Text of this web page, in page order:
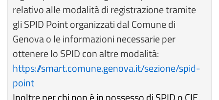
relativo alle modalità di registrazione tramite
gli SPID Point organizzati dal Comune di
Genova o le informazioni necessarie per
ottenere lo SPID con altre modalità:
https://smart.comune.genova.it/sezione/spid-
point